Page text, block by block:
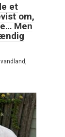
et
om,
Men